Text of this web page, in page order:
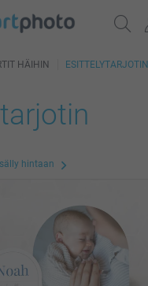
HÄIHIN ESITTELYTARJOTIN
hintaan